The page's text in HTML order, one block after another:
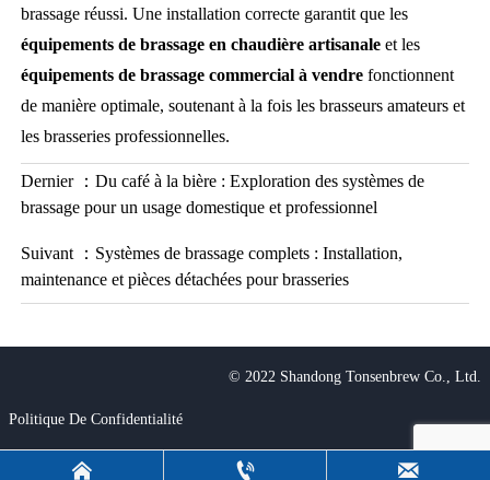
brassage réussi. Une installation correcte garantit que les
équipements de brassage en chaudière artisanaleet les
équipements de brassage commercial à vendrefonctionnent
de manière optimale, soutenant à la fois les brasseurs amateurs et
les brasseries professionnelles.
Dernier ： Du café à la bière : Exploration des systèmes de
brassage pour un usage domestique et professionnel
Suivant ： Systèmes de brassage complets : Installation,
maintenance et pièces détachées pour brasseries
© 2022 Shandong Tonsenbrew Co., Ltd.
Politique De Confidentialité
  